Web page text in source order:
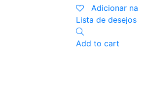
Adicionar na
Lista de desejos
Add to cart